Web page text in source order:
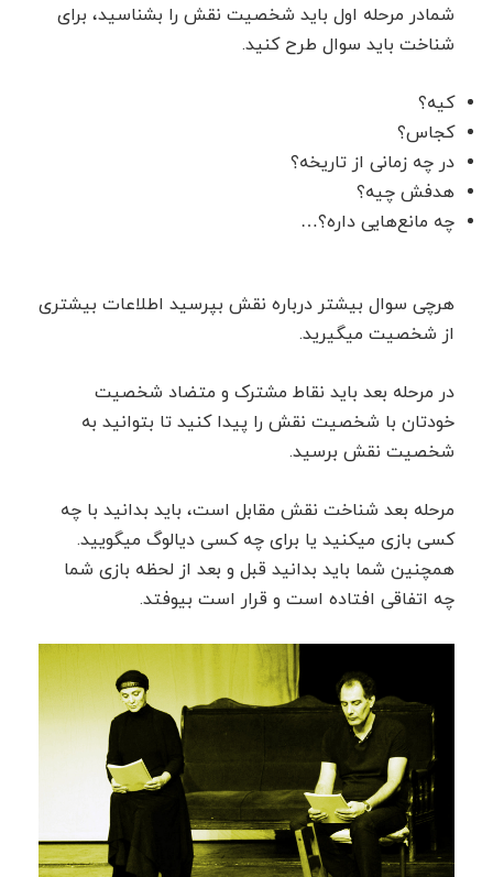
شمادر مرحله اول باید شخصیت نقش را بشناسید، برای
شناخت باید سوال طرح کنید.
کیه؟
کجاس؟
در چه زمانی از تاریخه؟
هدفش چیه؟
چه مانع‌هایی داره؟…
هرچی سوال بیشتر درباره نقش بپرسید اطلاعات بیشتری
از شخصیت میگیرید.
در مرحله بعد باید نقاط مشترک و متضاد شخصیت
خودتان با شخصیت نقش را پیدا کنید تا بتوانید به
شخصیت نقش برسید.
مرحله بعد شناخت نقش مقابل است، باید بدانید با چه
کسی بازی میکنید یا برای چه کسی دیالوگ میگویید.
همچنین شما باید بدانید قبل و بعد از لحظه بازی شما
چه اتفاقی افتاده است و قرار است بیوفتد.